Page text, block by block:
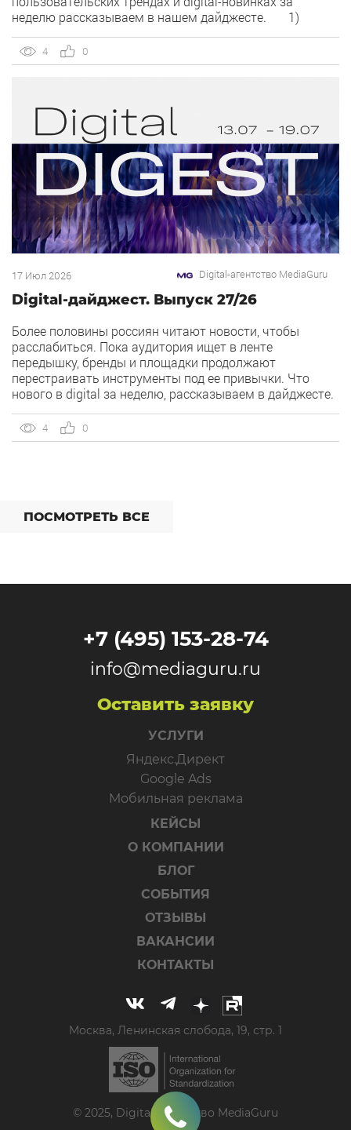
неделю рассказываем в нашем дайджесте. 1)
Яндекса. Рекламная сеть Яндекса запускает формат
Overlay, который показывает рекламу поверх контента,
4 0
17 Июл 2026 Digital-агентство MediaGuru
Digital-дайджест. Выпуск 27/26
Более половины россиян читают новости, чтобы
расслабиться. Пока аудитория ищет в ленте
передышку, бренды и площадки продолжают
перестраивать инструменты под ее привычки. Что
нового в digital за неделю, рассказываем в дайджесте.
рекламных кампаний через диалог. В Директе
появился ИИ-помощник, который запускает
4 0
ПОСМОТРЕТЬ ВСЕ
+7 (495) 153-28-74
info@mediaguru.ru
Оставить заявку
УСЛУГИ
Яндекс.Директ
Google Ads
Мобильная реклама
КЕЙСЫ
О КОМПАНИИ
БЛОГ
СОБЫТИЯ
ОТЗЫВЫ
ВАКАНСИИ
КОНТАКТЫ
Москва, Ленинская слобода, 19, стр. 1
© 2025, Digital-агентство MediaGuru